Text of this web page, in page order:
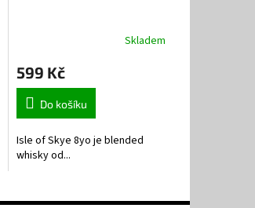
Skladem
599 Kč
Do košíku
Isle of Skye 8yo je blended
whisky od...